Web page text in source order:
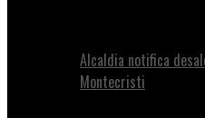
Alcaldia notifica
Montecristi